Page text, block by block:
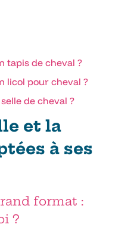
tapis de cheval ?
licol pour cheval ?
de cheval ?
et la
à ses
format :
?